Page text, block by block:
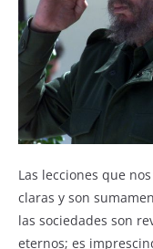
Las lecciones que
claras y son
las sociedades son
eternos; es